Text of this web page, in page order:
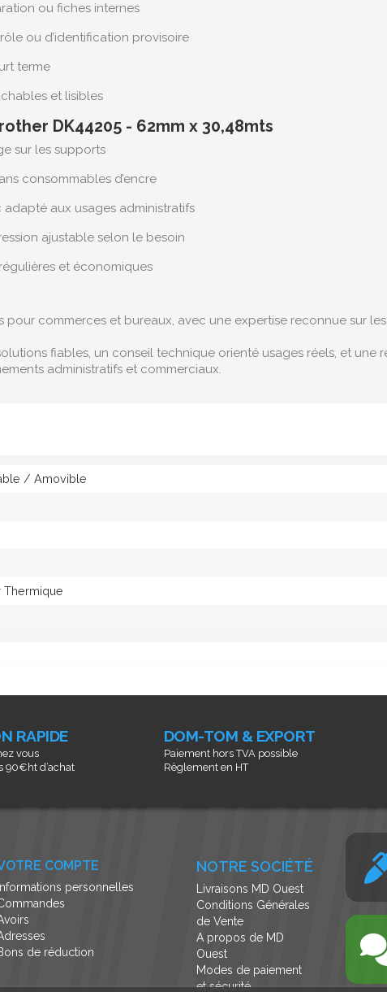
ou fiches internes
ou d’identification provisoire
terme
et lisibles
DK44205 - 62mm x 30,48mts
sur les supports
consommables d’encre
aux usages administratifs
ajustable selon le besoin
et économiques
pour commerces et bureaux, avec une expertise reconnue sur
fiables, un conseil technique orienté usages réels, et une
administratifs et commerciaux.
/ Amovible
Thermique
RAPIDE
vous
90€ht d’achat
DOM-TOM & EXPORT
Paiement hors TVA possible
Règlement en HT
NOTRE SOCIÉTÉ
Livraisons MD Ouest
Conditions Générales
de Vente
A propos de MD
Ouest
Modes de paiement
et sécurité
COMPTE
Informations personnelles
de réduction